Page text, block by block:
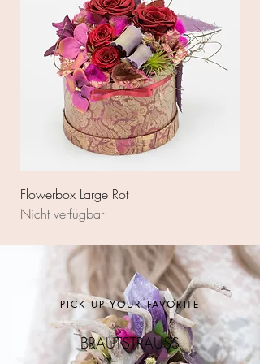
Flowerbox Large Rot
Nicht verfügbar
PICK UP YOURFAVORITE
BRAUTSTRAUSS